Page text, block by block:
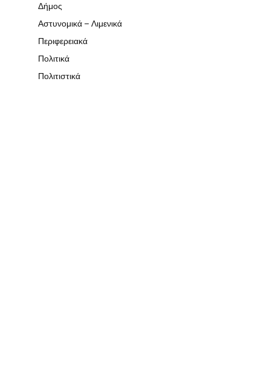
Δήμος
Αστυνομικά – Λιμενικά
Περιφερειακά
Πολιτικά
Πολιτιστικά